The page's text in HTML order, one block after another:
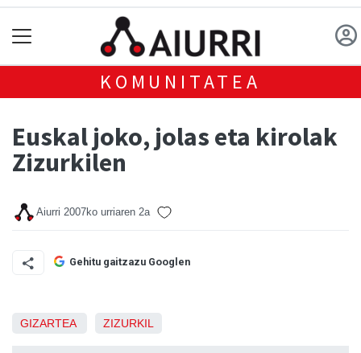
KOMUNITATEA
Euskal joko, jolas eta kirolak
Zizurkilen
Aiurri 2007ko urriaren 2a
Gehitu gaitzazu Googlen
GIZARTEA ZIZURKIL